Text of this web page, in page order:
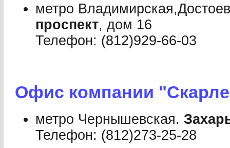
метро
проспект, дом 16
Телефон: (812)929-66-03
Офис компании
метро Чернышевская.
Телефон: (812)273-25-28